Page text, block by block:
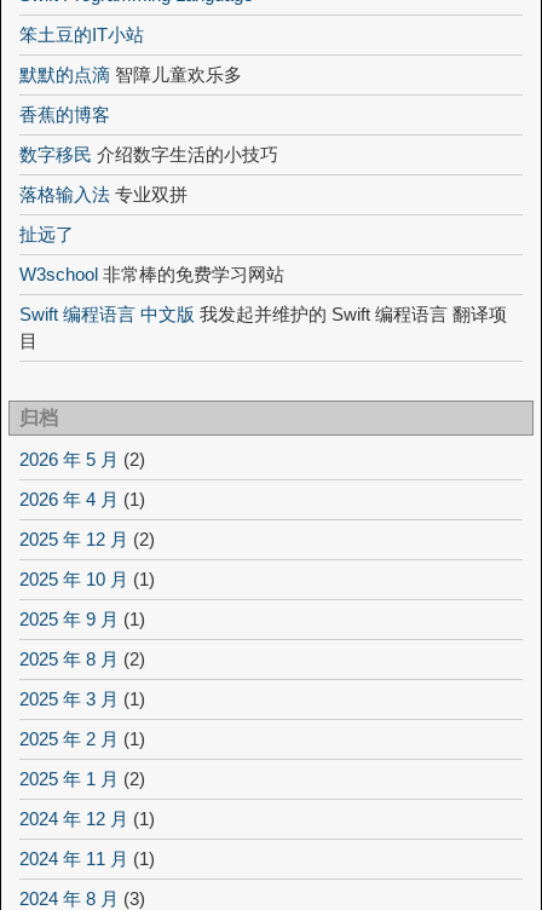
笨土豆的IT小站
默默的点滴 智障儿童欢乐多
香蕉的博客
数字移民 介绍数字生活的小技巧
落格输入法 专业双拼
扯远了
W3school 非常棒的免费学习网站
Swift 编程语言 中文版 我发起并维护的 Swift 编程语言 翻译项
目
归档
2026 年 5 月 (2)
2026 年 4 月 (1)
2025 年 12 月 (2)
2025 年 10 月 (1)
2025 年 9 月 (1)
2025 年 8 月 (2)
2025 年 3 月 (1)
2025 年 2 月 (1)
2025 年 1 月 (2)
2024 年 12 月 (1)
2024 年 11 月 (1)
2024 年 8 月 (3)